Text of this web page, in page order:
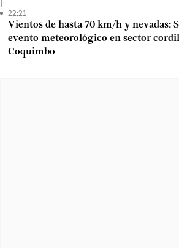
22:21
Vientos de hasta 70 km/h y nevadas:
evento meteorológico en sector
Coquimbo